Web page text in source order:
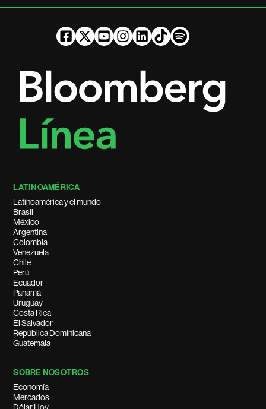
LATINOAMÉRICA
Latinoamérica y el mundo
Brasil
México
Argentina
Colombia
Venezuela
Chile
Perú
Ecuador
Panamá
Uruguay
Costa Rica
El Salvador
República Dominicana
Guatemala
SOBRE NOSOTROS
Economía
Mercados